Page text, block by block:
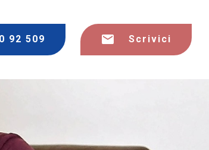
92 509 Scrivici